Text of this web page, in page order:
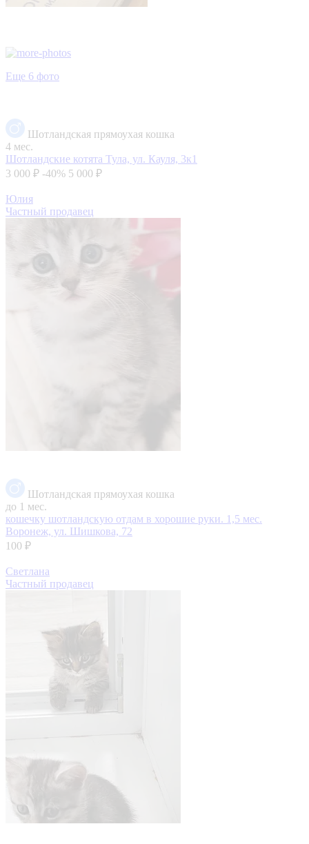
Еще 6 фото
Шотландская прямоухая кошка
4 мес.
Шотландские котята Тула, ул. Кауля, 3к1
3 000 ₽ -40% 5 000 ₽
Юлия
Частный продавец
Шотландская прямоухая кошка
до 1 мес.
кошечку шотландскую отдам в хорошие руки. 1,5 мес.
Воронеж, ул. Шишкова, 72
100 ₽
Светлана
Частный продавец